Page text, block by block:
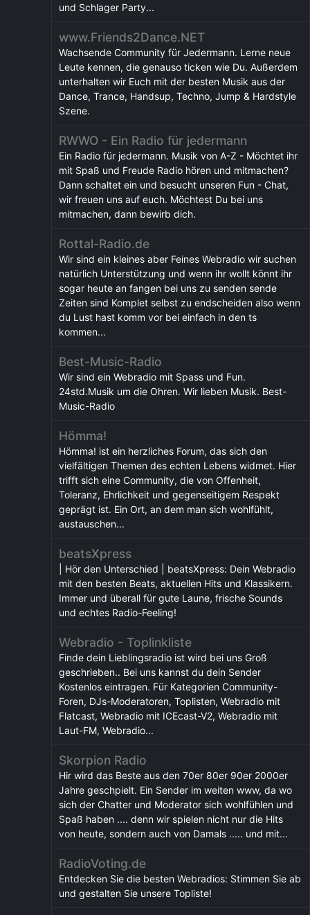
und Schlager Party...
www.Friends2Dance.NET
Wachsende Community für Jedermann. Lerne neue
Leute kennen, die genauso ticken wie Du. Außerdem
unterhalten wir Euch mit der besten Musik aus der
Dance, Trance, Handsup, Techno, Jump & Hardstyle
Szene.
RWWO - Ein Radio für jedermann
Ein Radio für jedermann. Musik von A-Z - Möchtet ihr
mit Spaß und Freude Radio hören und mitmachen?
Dann schaltet ein und besucht unseren Fun - Chat,
wir freuen uns auf euch. Möchtest Du bei uns
mitmachen, dann bewirb dich.
Rottal-Radio.de
Wir sind ein kleines aber Feines Webradio wir suchen
natürlich Unterstützung und wenn ihr wollt könnt ihr
sogar heute an fangen bei uns zu senden sende
Zeiten sind Komplet selbst zu endscheiden also wenn
du Lust hast komm vor bei einfach in den ts
kommen...
Best-Music-Radio
Wir sind ein Webradio mit Spass und Fun.
24std.Musik um die Ohren. Wir lieben Musik. Best-
Music-Radio
Hömma!
Hömma! ist ein herzliches Forum, das sich den
vielfältigen Themen des echten Lebens widmet. Hier
trifft sich eine Community, die von Offenheit,
Toleranz, Ehrlichkeit und gegenseitigem Respekt
geprägt ist. Ein Ort, an dem man sich wohlfühlt,
austauschen...
beatsXpress
| Hör den Unterschied | beatsXpress: Dein Webradio
mit den besten Beats, aktuellen Hits und Klassikern.
Immer und überall für gute Laune, frische Sounds
und echtes Radio-Feeling!
Webradio - Toplinkliste
Finde dein Lieblingsradio ist wird bei uns Groß
geschrieben.. Bei uns kannst du dein Sender
Kostenlos eintragen. Für Kategorien Community-
Foren, DJs-Moderatoren, Toplisten, Webradio mit
Flatcast, Webradio mit ICEcast-V2, Webradio mit
Laut-FM, Webradio...
Skorpion Radio
Hir wird das Beste aus den 70er 80er 90er 2000er
Jahre geschpielt. Ein Sender im weiten www, da wo
sich der Chatter und Moderator sich wohlfühlen und
Spaß haben .... denn wir spielen nicht nur die Hits
von heute, sondern auch von Damals ..... und mit...
RadioVoting.de
Entdecken Sie die besten Webradios: Stimmen Sie ab
und gestalten Sie unsere Topliste!